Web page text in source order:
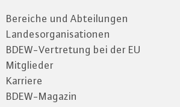
Bereiche und Abteilungen
Landesorganisationen
BDEW-Vertretung bei der EU
Mitglieder
Karriere
BDEW-Magazin